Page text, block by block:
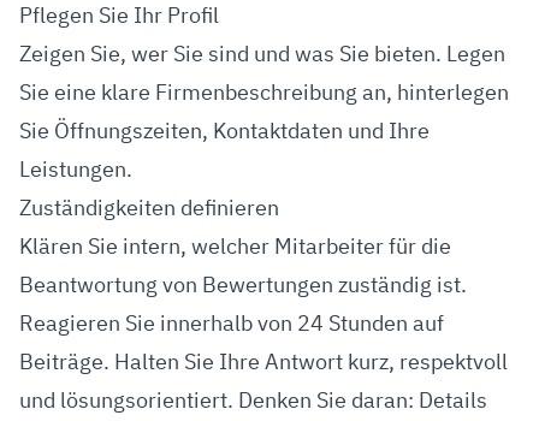
Pflegen Sie Ihr Profil
Zeigen Sie, wer Sie sind und was Sie bieten. Legen
Sie eine klare Firmenbeschreibung an, hinterlegen
Sie Öffnungszeiten, Kontaktdaten und Ihre
Leistungen.
Zuständigkeiten definieren
Klären Sie intern, welcher Mitarbeiter für die
Beantwortung von Bewertungen zuständig ist.
Reagieren Sie innerhalb von 24 Stunden auf
Beiträge. Halten Sie Ihre Antwort kurz, respektvoll
und lösungsorientiert. Denken Sie daran: Details